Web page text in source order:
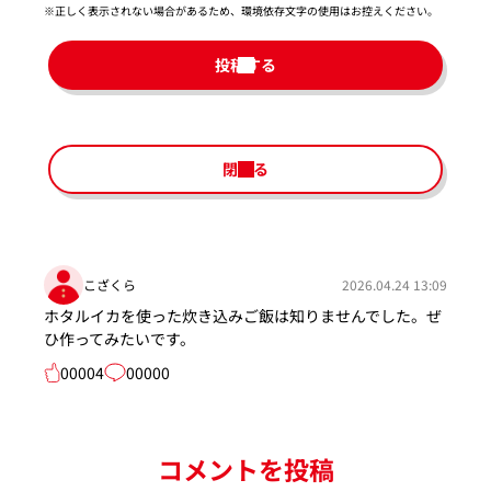
※正しく表示されない場合があるため、環境依存文字の使用はお控えください。​
投稿する
閉じる
こざくら 2026.04.24 13:09
ホタルイカを使った炊き込みご飯は知りませんでした。ぜ
ひ作ってみたいです。
00004
00000
コメントを投稿